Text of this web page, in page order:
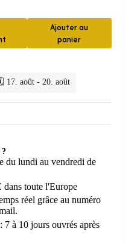
Ajouter au
panier
17. août - 20. août
?
du lundi au vendredi de
toute l'Europe
réel grâce au numéro
7 à 10 jours ouvrés après